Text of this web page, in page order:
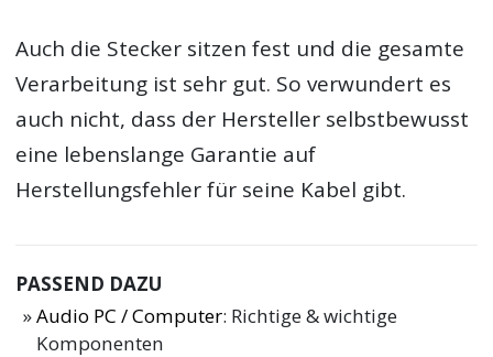
Auch die Stecker sitzen fest und die gesamte
Verarbeitung ist sehr gut. So verwundert es
auch nicht, dass der Hersteller selbstbewusst
eine lebenslange Garantie auf
Herstellungsfehler für seine Kabel gibt.
PASSEND DAZU
Audio PC / Computer: Richtige & wichtige
Komponenten